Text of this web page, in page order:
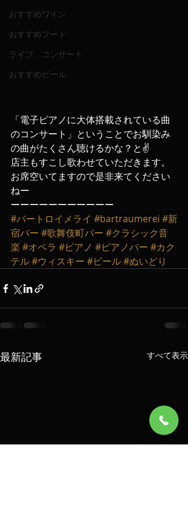
おすすめワイン
おすすめフード
ライブ、コンサート
おすすめビール
「電子ピアノに大体搭載されている曲
のコンサート」ということでお馴染み
の曲がたくさん聴けるかな？と✌️
店主もすこし歌わせていただきます。
お席空いてますので是非来てください
ねー
ーーーーーーーーーーー
#バートロイメライ #bartraumerei #新
宿バー #歌舞伎町バー #クラシック音
楽 #オペラ #ピアノ #ピアノバー #カク
テル#ウィスキー #ビール#ぬいどり
最新記事 すべて表示